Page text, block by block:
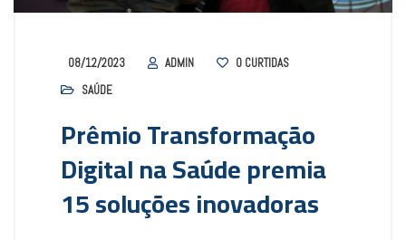
08/12/2023 ADMIN 0 CURTIDAS
SAÚDE
Prêmio Transformação
Digital na Saúde premia
15 soluções inovadoras